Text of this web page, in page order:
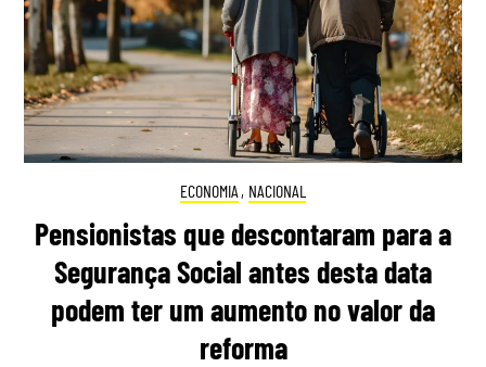
ECONOMIA , NACIONAL
Pensionistas que descontaram para a
Segurança Social antes desta data
podem ter um aumento no valor da
reforma